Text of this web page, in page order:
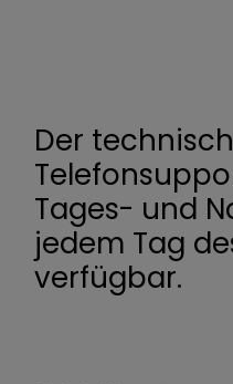
Der
Tages- und
jedem Tag
verfügbar.